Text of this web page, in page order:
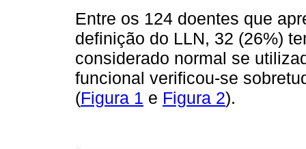
Entre os 124 doentes que
definição do LLN, 32 (26%)
considerado normal se
funcional verificou-se
(Figura 1 e Figura 2).